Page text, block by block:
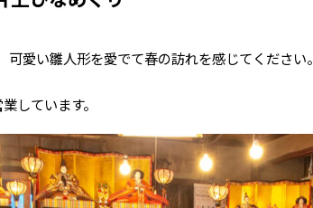
愛い雛人形を愛でて春の訪れを感じてください。
しています。